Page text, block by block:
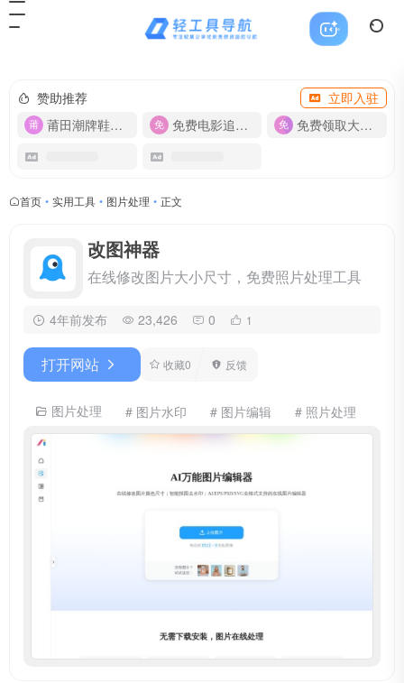
赞助推荐
立即入驻
莆田潮牌鞋服-货源
免费电影追剧APP 免费领取大流量卡【500G】
首页 • 实用工具 • 图片处理 • 正文
改图神器
在线修改图片大小尺寸，免费照片处理工具
4年前发布 23,426 0 1
打开网站 收藏0 反馈
图片处理 # 图片水印 # 图片编辑 # 照片处理